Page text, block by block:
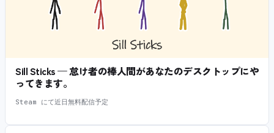
Sill Sticks — 怠け者の棒人間があなたのデスクトップにや
ってきます。
Steam にて近日無料配信予定